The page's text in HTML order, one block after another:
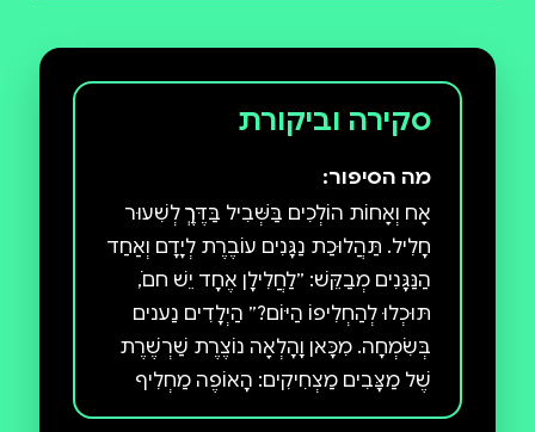
סקירה וביקורת
מה הסיפור:
אָח וְאָחוֹת הוֹלְכִים בַּשְּׁבִיל בַּדֶּרֶךְ לְשִׁעוּר
חָלִיל. תַּהֲלוּכַת נַגָּנִים עוֹבֶרֶת לְיָדָם וְאַחַד
הַנַּגָּנִים מְבַקֵּשׁ: ״לַחֲלִילָן אֶחָד יֵשׁ חםֹ,
תּוּכְלוּ לְהַחְלִיפוֹ הַיּוֹם?״ הַיְלָדִים נַענים
בְּשִׂמְחָה. מִכָּאן וָהָלְאָה נוֹצֶרֶת שַׁרְשֶׁרֶת
שֶׁל מַצָּבִים מַצְחִיקִים: הָאוֹפֶה מַחְלִיף
אֶת הַסַּפָּר, הָרוֹפְאָה מַחְלִיפָה אֶת